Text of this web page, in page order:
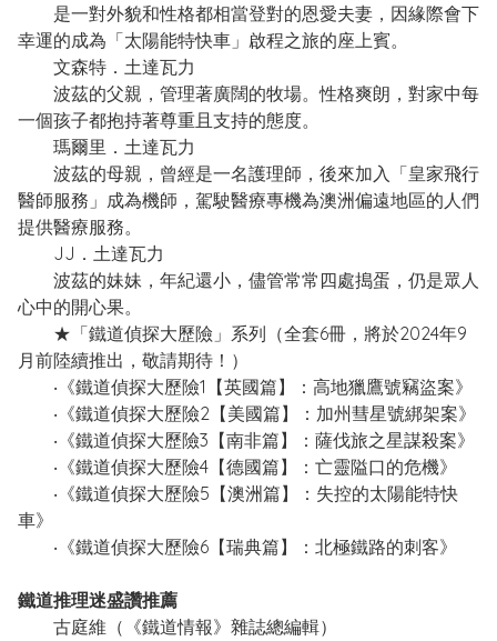
是一對外貌和性格都相當登對的恩愛夫妻，因緣際會下
幸運的成為「太陽能特快車」啟程之旅的座上賓。
文森特．土達瓦力
波茲的父親，管理著廣闊的牧場。性格爽朗，對家中每
一個孩子都抱持著尊重且支持的態度。
瑪爾里．土達瓦力
波茲的母親，曾經是一名護理師，後來加入「皇家飛行
醫師服務」成為機師，駕駛醫療專機為澳洲偏遠地區的人們
提供醫療服務。
JJ．土達瓦力
波茲的妹妹，年紀還小，儘管常常四處搗蛋，仍是眾人
心中的開心果。
★「鐵道偵探大歷險」系列（全套6冊，將於2024年9
月前陸續推出，敬請期待！）
‧《鐵道偵探大歷險1【英國篇】：高地獵鷹號竊盜案》
‧《鐵道偵探大歷險2【美國篇】：加州彗星號綁架案》
‧《鐵道偵探大歷險3【南非篇】：薩伐旅之星謀殺案》
‧《鐵道偵探大歷險4【德國篇】：亡靈隘口的危機》
‧《鐵道偵探大歷險5【澳洲篇】：失控的太陽能特快
車》
‧《鐵道偵探大歷險6【瑞典篇】：北極鐵路的刺客》
鐵道推理迷盛讚推薦
古庭維（《鐵道情報》雜誌總編輯）